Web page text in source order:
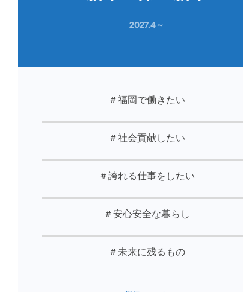
2027.4～
＃福岡で働きたい
＃社会貢献したい
＃誇れる仕事をしたい
＃安心安全な暮らし
＃未来に残るもの